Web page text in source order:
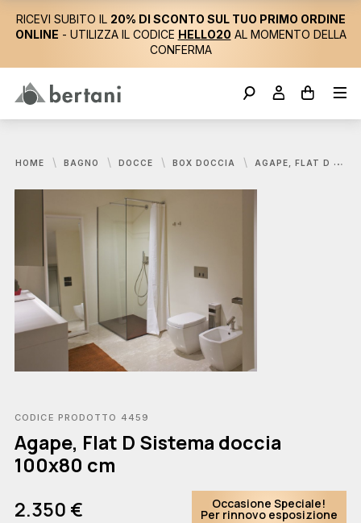
RICEVI SUBITO IL 20% DI SCONTO SUL TUO PRIMO ORDINE
ONLINE - UTILIZZA IL CODICE HELLO20 AL MOMENTO DELLA
CONFERMA
HOME BAGNO DOCCE BOX DOCCIA AGAPE, FLAT D SISTEMA DOCCIA 100X80 CM
CODICE PRODOTTO 4459
Agape, Flat D Sistema doccia
100x80 cm
2.350 €
Occasione Speciale!
Per rinnovo esposizione